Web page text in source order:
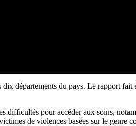
départements du pays. Le rapport fait
difficultés pour accéder aux soins,
de violences basées sur le genre